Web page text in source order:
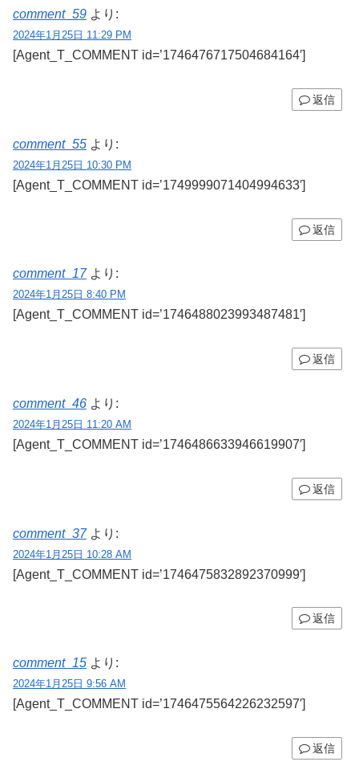
comment_59 より:
2024年1月25日 11:29 PM
[Agent_T_COMMENT id=’1746476717504684164′]
返信
comment_55 より:
2024年1月25日 10:30 PM
[Agent_T_COMMENT id=’1749999071404994633′]
返信
comment_17 より:
2024年1月25日 8:40 PM
[Agent_T_COMMENT id=’1746488023993487481′]
返信
comment_46 より:
2024年1月25日 11:20 AM
[Agent_T_COMMENT id=’1746486633946619907′]
返信
comment_37 より:
2024年1月25日 10:28 AM
[Agent_T_COMMENT id=’1746475832892370999′]
返信
comment_15 より:
2024年1月25日 9:56 AM
[Agent_T_COMMENT id=’1746475564226232597′]
返信